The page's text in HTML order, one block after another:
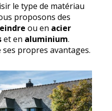
le type de matériau
proposons des
ou en acier
et en aluminium.
propres avantages.